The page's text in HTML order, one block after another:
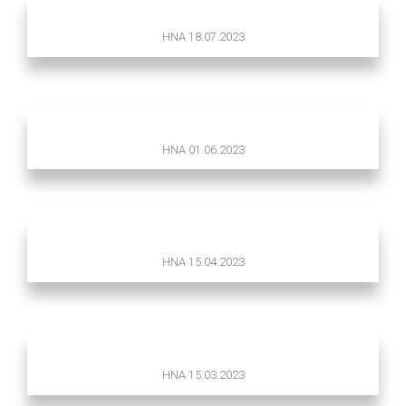
HNA 18.07.2023
HNA 01.06.2023
HNA 15.04.2023
HNA 15.03.2023